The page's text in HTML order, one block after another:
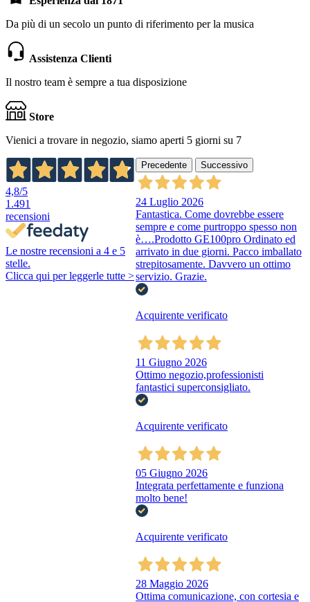
Da più di un secolo un punto di riferimento per la musica
Assistenza Clienti
Il nostro team è sempre a tua disposizione
Store
Vienici a trovare in negozio, siamo aperti 5 giorni su 7
4,8/5
1.491
recensioni
Le nostre recensioni a 4 e 5
stelle.
Clicca qui per leggerle tutte >
Precedente Successivo
24 Luglio 2026
Fantastica. Come dovrebbe essere
sempre e come purtroppo spesso non
è….Prodotto GE100pro Ordinato ed
arrivato in due giorni. Pacco imballato
strepitosamente. Davvero un ottimo
servizio. Grazie.
Acquirente verificato
11 Giugno 2026
Ottimo negozio,professionisti
fantastici superconsigliato.
Acquirente verificato
05 Giugno 2026
Integrata perfettamente e funziona
molto bene!
Acquirente verificato
28 Maggio 2026
Ottima comunicazione, con cortesia e